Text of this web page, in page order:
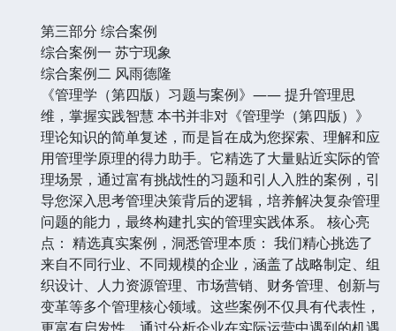
第三部分 综合案例
综合案例一 苏宁现象
综合案例二 风雨德隆
《管理学（第四版）习题与案例》—— 提升管理思
维，掌握实践智慧 本书并非对《管理学（第四版）》
理论知识的简单复述，而是旨在成为您探索、理解和应
用管理学原理的得力助手。它精选了大量贴近实际的管
理场景，通过富有挑战性的习题和引人入胜的案例，引
导您深入思考管理决策背后的逻辑，培养解决复杂管理
问题的能力，最终构建扎实的管理实践体系。 核心亮
点： 精选真实案例，洞悉管理本质： 我们精心挑选了
来自不同行业、不同规模的企业，涵盖了战略制定、组
织设计、人力资源管理、市场营销、财务管理、创新与
变革等多个管理核心领域。这些案例不仅具有代表性，